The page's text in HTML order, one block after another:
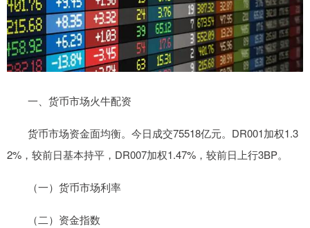
一、货币市场火牛配资
货币市场资金面均衡。今日成交75518亿元。DR001加权1.3
2%，较前日基本持平，DR007加权1.47%，较前日上行3BP。
（一）货币市场利率
（二）资金指数